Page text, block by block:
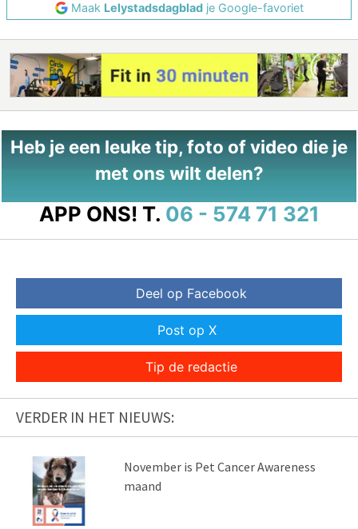
Maak Lelystadsdagbladje Google-favoriet
Heb je een leuke tip, foto of video die je
met ons wilt delen?
APP ONS! T. 06 - 574 71 321
Deel op Facebook
Post op X
Tip de redactie
VERDER IN HET NIEUWS:
November is Pet Cancer Awareness
maand